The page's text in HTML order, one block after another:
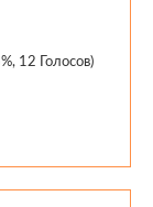
12 Голосов)